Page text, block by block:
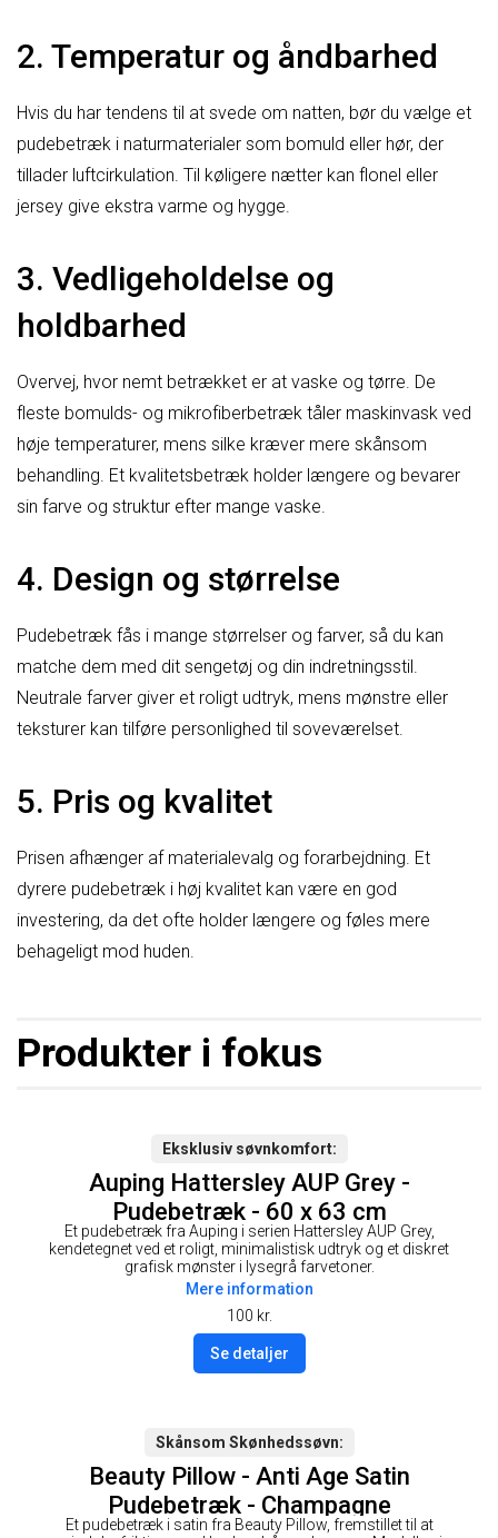
2. Temperatur og åndbarhed
Hvis du har tendens til at svede om natten, bør du vælge et
pudebetræk i naturmaterialer som bomuld eller hør, der
tillader luftcirkulation. Til køligere nætter kan flonel eller
jersey give ekstra varme og hygge.
3. Vedligeholdelse og
holdbarhed
Overvej, hvor nemt betrækket er at vaske og tørre. De
fleste bomulds- og mikrofiberbetræk tåler maskinvask ved
høje temperaturer, mens silke kræver mere skånsom
behandling. Et kvalitetsbetræk holder længere og bevarer
sin farve og struktur efter mange vaske.
4. Design og størrelse
Pudebetræk fås i mange størrelser og farver, så du kan
matche dem med dit sengetøj og din indretningsstil.
Neutrale farver giver et roligt udtryk, mens mønstre eller
teksturer kan tilføre personlighed til soveværelset.
5. Pris og kvalitet
Prisen afhænger af materialevalg og forarbejdning. Et
dyrere pudebetræk i høj kvalitet kan være en god
investering, da det ofte holder længere og føles mere
behageligt mod huden.
Produkter i fokus
Eksklusiv søvnkomfort
Auping Hattersley AUP Grey -
Pudebetræk - 60 x 63 cm
Et pudebetræk fra Auping i serien Hattersley AUP Grey,
kendetegnet ved et roligt, minimalistisk udtryk og et diskret
grafisk mønster i lysegrå farvetoner.
100 kr.
Se detaljer
Mere information
Skånsom Skønhedssøvn
Beauty Pillow - Anti Age Satin
Pudebetræk - Champagne
Et pudebetræk i satin fra Beauty Pillow, fremstillet til at